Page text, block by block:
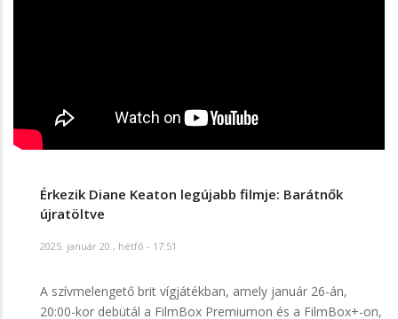
Érkezik Diane Keaton legújabb filmje: Barátnők
újratöltve
2025. január 20., hétfő - 17:51
A szívmelengető brit vígjátékban, amely január 26-án,
20:00-kor debütál a FilmBox Premiumon és a FilmBox+-on,